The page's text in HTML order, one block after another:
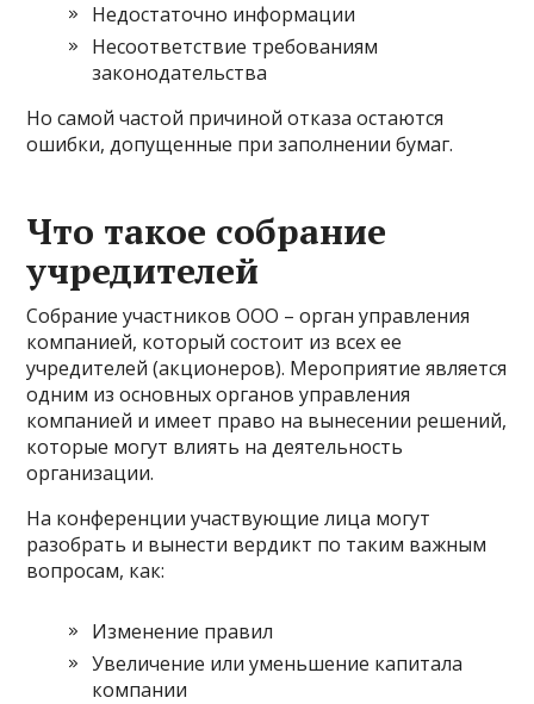
Недостаточно информации
Несоответствие требованиям
законодательства
Но самой частой причиной отказа остаются
ошибки, допущенные при заполнении бумаг.
Что такое собрание
учредителей
Собрание участников ООО – орган управления
компанией, который состоит из всех ее
учредителей (акционеров). Мероприятие является
одним из основных органов управления
компанией и имеет право на вынесении решений,
которые могут влиять на деятельность
организации.
На конференции участвующие лица могут
разобрать и вынести вердикт по таким важным
вопросам, как:
Изменение правил
Увеличение или уменьшение капитала
компании